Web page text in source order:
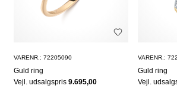
VARENR.: 72205090
Guld ring
Vejl. udsalgspris 9.695,00
VARENR.:
Guld ring
Vejl.